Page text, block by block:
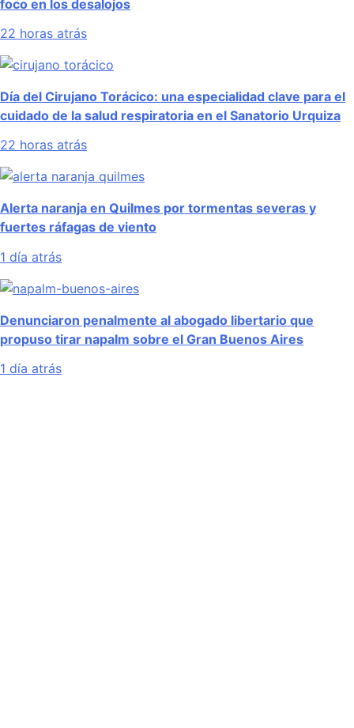
foco en los desalojos
22 horas atrás
Día del Cirujano Torácico: una especialidad clave para el
cuidado de la salud respiratoria en el Sanatorio Urquiza
22 horas atrás
Alerta naranja en Quilmes por tormentas severas y
fuertes ráfagas de viento
1 día atrás
Denunciaron penalmente al abogado libertario que
propuso tirar napalm sobre el Gran Buenos Aires
1 día atrás